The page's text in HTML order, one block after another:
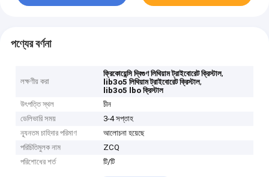
পণ্যের বর্ণনা
লক্ষণীয় করা
ফ্রিকোয়েন্সি দ্বিগুণ লিথিয়াম ট্রাইবোরেট ক্রিস্টাল,
lib3o5 লিথিয়াম ট্রাইবোরেট ক্রিস্টাল,
lib3o5 lbo ক্রিস্টাল
উৎপত্তি স্থল
চীন
ডেলিভারি সময়
3-4 সপ্তাহ
ন্যূনতম চাহিদার পরিমাণ
আলোচনা হয়েছে
পরিচিতিমুলক নাম
ZCQ
পরিশোধের শর্ত
টি/টি